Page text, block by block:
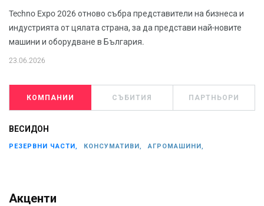
Techno Expo 2026 отново събра представители на бизнеса и
индустрията от цялата страна, за да представи най-новите
машини и оборудване в България.
23.06.2026
КОМПАНИИ СЪБИТИЯ ПАРТНЬОРИ
ВЕСИДОН
РЕЗЕРВНИ ЧАСТИ, КОНСУМАТИВИ, АГРОМАШИНИ,
Акценти